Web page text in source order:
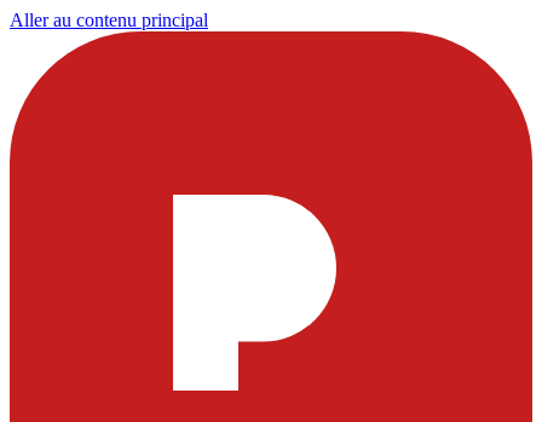
Aller au contenu principal